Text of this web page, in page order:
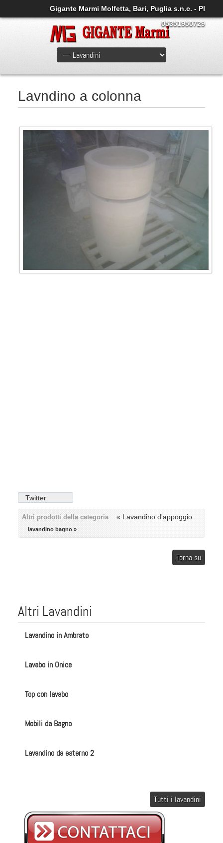
Gigante Marmi Molfetta, Bari, Puglia s.n.c. - PI
05351950729
Lavndino a colonna
Twitter
Altri prodotti della categoria « Lavandino d'appoggio
lavandino bagno »
Torna su
Altri Lavandini
Lavandino in Ambrato
Lavabo in Onice
Top con lavabo
Mobili da Bagno
Lavandino da esterno 2
Tutti i lavandini